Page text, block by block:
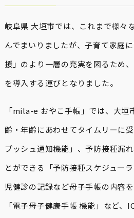
岐阜県 大垣市では、これまで様々
んでまいりましたが、子育て家庭
援」のより一層の充実を図るため
を導入する運びとなりました。
「mila-e おやこ手帳」では、大垣
齢・年齢にあわせてタイムリーに
プッシュ通知機能」、予防接種漏
とができる「予防接種スケジュー
児健診の記録など母子手帳の内容
「電子母子健康手帳 機能」など、